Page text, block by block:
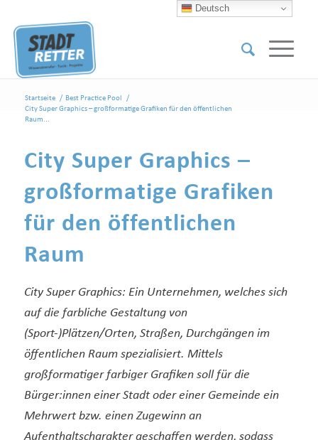
Startseite / Best Practice Pool
/
City Super Graphics – großformatige Grafiken für den öffentlichen
Raum...
City Super Graphics –
großformatige Grafiken
für den öffentlichen
Raum
City Super Graphics: Ein Unternehmen, welches sich
auf die farbliche Gestaltung von
(Sport-)Plätzen/Orten, Straßen, Durchgängen im
öffentlichen Raum spezialisiert. Mittels
großformatiger farbiger Grafiken soll für die
Bürger:innen einer Stadt oder einer Gemeinde ein
Mehrwert bzw. einen Zugewinn an
Aufenthaltscharakter geschaffen werden, sodass
Deutsch